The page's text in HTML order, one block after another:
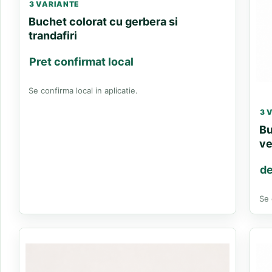
3 VARIANTE
Buchet colorat cu gerbera si
trandafiri
Pret confirmat local
Se confirma local in aplicatie.
3
Se